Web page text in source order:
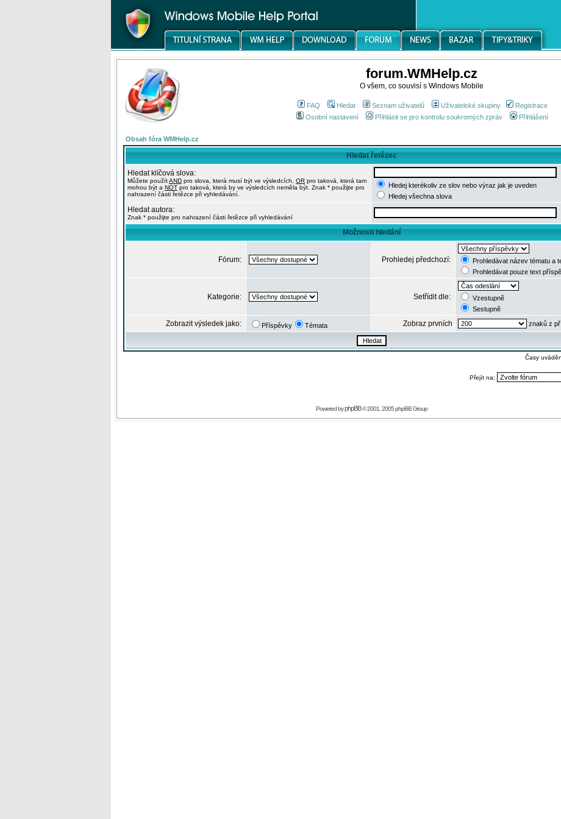
forum.WMHelp.cz
O všem, co souvisí s Windows Mobile
FAQ Hledat Seznam uživatelů Uživatelské skupiny
Registrace
Osobní nastavení
Přihlásit se pro kontrolu soukromých zpráv Přihlášení
Obsah fóra WMHelp.cz
Hledat řetězec
Hledat klíčová slova:
Můžete použítAND pro slova, která musí být ve výsledcích, OR pro taková, která tam
mohou být a NOT pro taková, která by ve výsledcích neměla být. Znak * použijte pro
nahrazení části řetězce při vyhledávání.
Hledej kterékoliv ze slov nebo výraz jak je uveden
Hledej všechna slova
Hledat autora:
Znak * použijte pro nahrazení části řetězce při vyhledávání
Možnosti hledání
Fórum: Prohledej předchozí:
Prohledávat název tématu a
Prohledávat pouze text
Kategorie: Setřídit dle:
Vzestupně
Sestupně
Zobrazit výsledek jako: Příspěvky Témata Zobraz prvních znaků z
Časy
Přejít na:
Powered byphpBB© 2001, 2005 phpBB Group